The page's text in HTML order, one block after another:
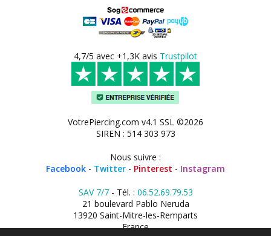
4,7/5 avec +1,3K avis Trustpilot
VotrePiercing.com v4.1 SSL ©2026
SIREN : 514 303 973
Nous suivre :
Facebook - Twitter - Pinterest - Instagram
SAV 7/7- Tél. : 06.52.69.79.53
21 boulevard Pablo Neruda
13920 Saint-Mitre-les-Remparts
France